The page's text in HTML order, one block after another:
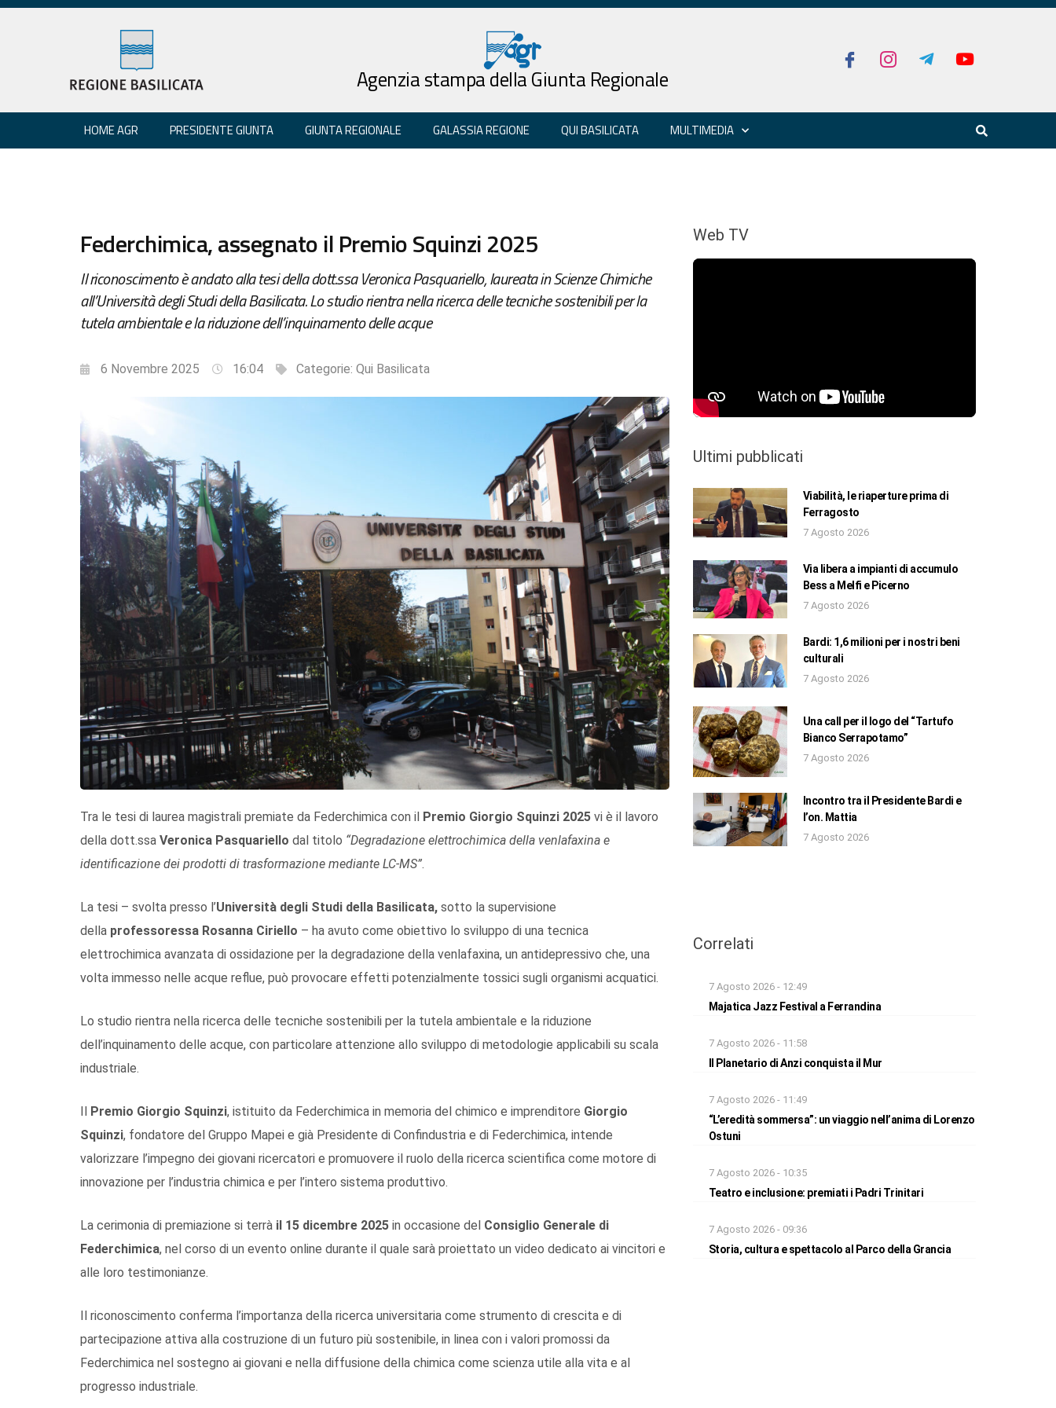
Agenzia stampa della Giunta Regionale
HOME AGR PRESIDENTE GIUNTA GIUNTA REGIONALE GALASSIA REGIONE QUI BASILICATA MULTIMEDIA
Federchimica, assegnato il Premio Squinzi 2025
Il riconoscimento è andato alla tesi della dott.ssa Veronica Pasquariello, laureata in Scienze Chimiche
all’Università degli Studi della Basilicata. Lo studio rientra nella ricerca delle tecniche sostenibili per la
tutela ambientale e la riduzione dell’inquinamento delle acque
6 Novembre 2025 16:04 Categorie: Qui Basilicata
Tra le tesi di laurea magistrali premiate da Federchimica con il Premio Giorgio Squinzi 2025 vi è il lavoro
della dott.ssa Veronica Pasquariello dal titolo “Degradazione elettrochimica della venlafaxina e
identificazione dei prodotti di trasformazione mediante LC-MS”.
La tesi – svolta presso l’Università degli Studi della Basilicata, sotto la supervisione
della professoressa Rosanna Ciriello – ha avuto come obiettivo lo sviluppo di una tecnica
elettrochimica avanzata di ossidazione per la degradazione della venlafaxina, un antidepressivo che, una
volta immesso nelle acque reflue, può provocare effetti potenzialmente tossici sugli organismi acquatici.
Lo studio rientra nella ricerca delle tecniche sostenibili per la tutela ambientale e la riduzione
dell’inquinamento delle acque, con particolare attenzione allo sviluppo di metodologie applicabili su scala
industriale.
Il Premio Giorgio Squinzi, istituito da Federchimica in memoria del chimico e imprenditore Giorgio
Squinzi, fondatore del Gruppo Mapei e già Presidente di Confindustria e di Federchimica, intende
valorizzare l’impegno dei giovani ricercatori e promuovere il ruolo della ricerca scientifica come motore di
innovazione per l’industria chimica e per l’intero sistema produttivo.
La cerimonia di premiazione si terrà il 15 dicembre 2025 in occasione del Consiglio Generale di
Federchimica, nel corso di un evento online durante il quale sarà proiettato un video dedicato ai vincitori e
alle loro testimonianze.
Il riconoscimento conferma l’importanza della ricerca universitaria come strumento di crescita e di
partecipazione attiva alla costruzione di un futuro più sostenibile, in linea con i valori promossi da
Federchimica nel sostegno ai giovani e nella diffusione della chimica come scienza utile alla vita e al
progresso industriale.
Web TV
Ultimi pubblicati
Viabilità, le riaperture prima di
Ferragosto
7 Agosto 2026
Via libera a impianti di accumulo
Bess a Melfi e Picerno
7 Agosto 2026
Bardi: 1,6 milioni per i nostri beni
culturali
7 Agosto 2026
Una call per il logo del “Tartufo
Bianco Serrapotamo”
7 Agosto 2026
Incontro tra il Presidente Bardi e
l’on. Mattia
7 Agosto 2026
Correlati
7 Agosto 2026 - 12:49
Majatica Jazz Festival a Ferrandina
7 Agosto 2026 - 11:58
Il Planetario di Anzi conquista il Mur
7 Agosto 2026 - 11:49
“L’eredità sommersa”: un viaggio nell’anima di Lorenzo
Ostuni
7 Agosto 2026 - 10:35
Teatro e inclusione: premiati i Padri Trinitari
7 Agosto 2026 - 09:36
Storia, cultura e spettacolo al Parco della Grancia